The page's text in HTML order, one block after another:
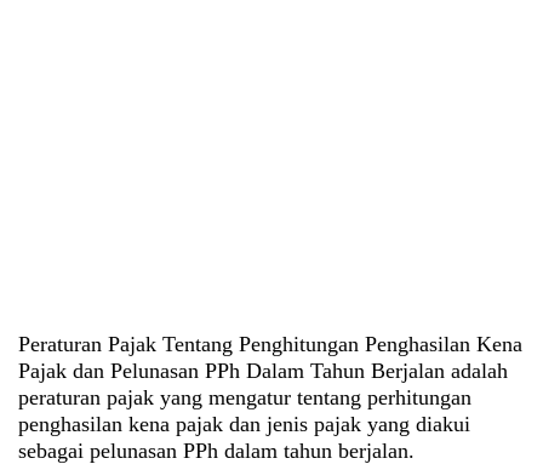
Peraturan Pajak Tentang Penghitungan Penghasilan Kena
Pajak dan Pelunasan PPh Dalam Tahun Berjalan adalah
peraturan pajak yang mengatur tentang perhitungan
penghasilan kena pajak dan jenis pajak yang diakui
sebagai pelunasan PPh dalam tahun berjalan.